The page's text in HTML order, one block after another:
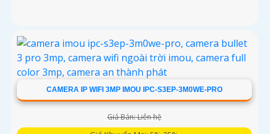
CAMERA IP WIFI 3MP IMOU IPC-S3EP-3M0WE-PRO
Giá Bán: Liên hệ